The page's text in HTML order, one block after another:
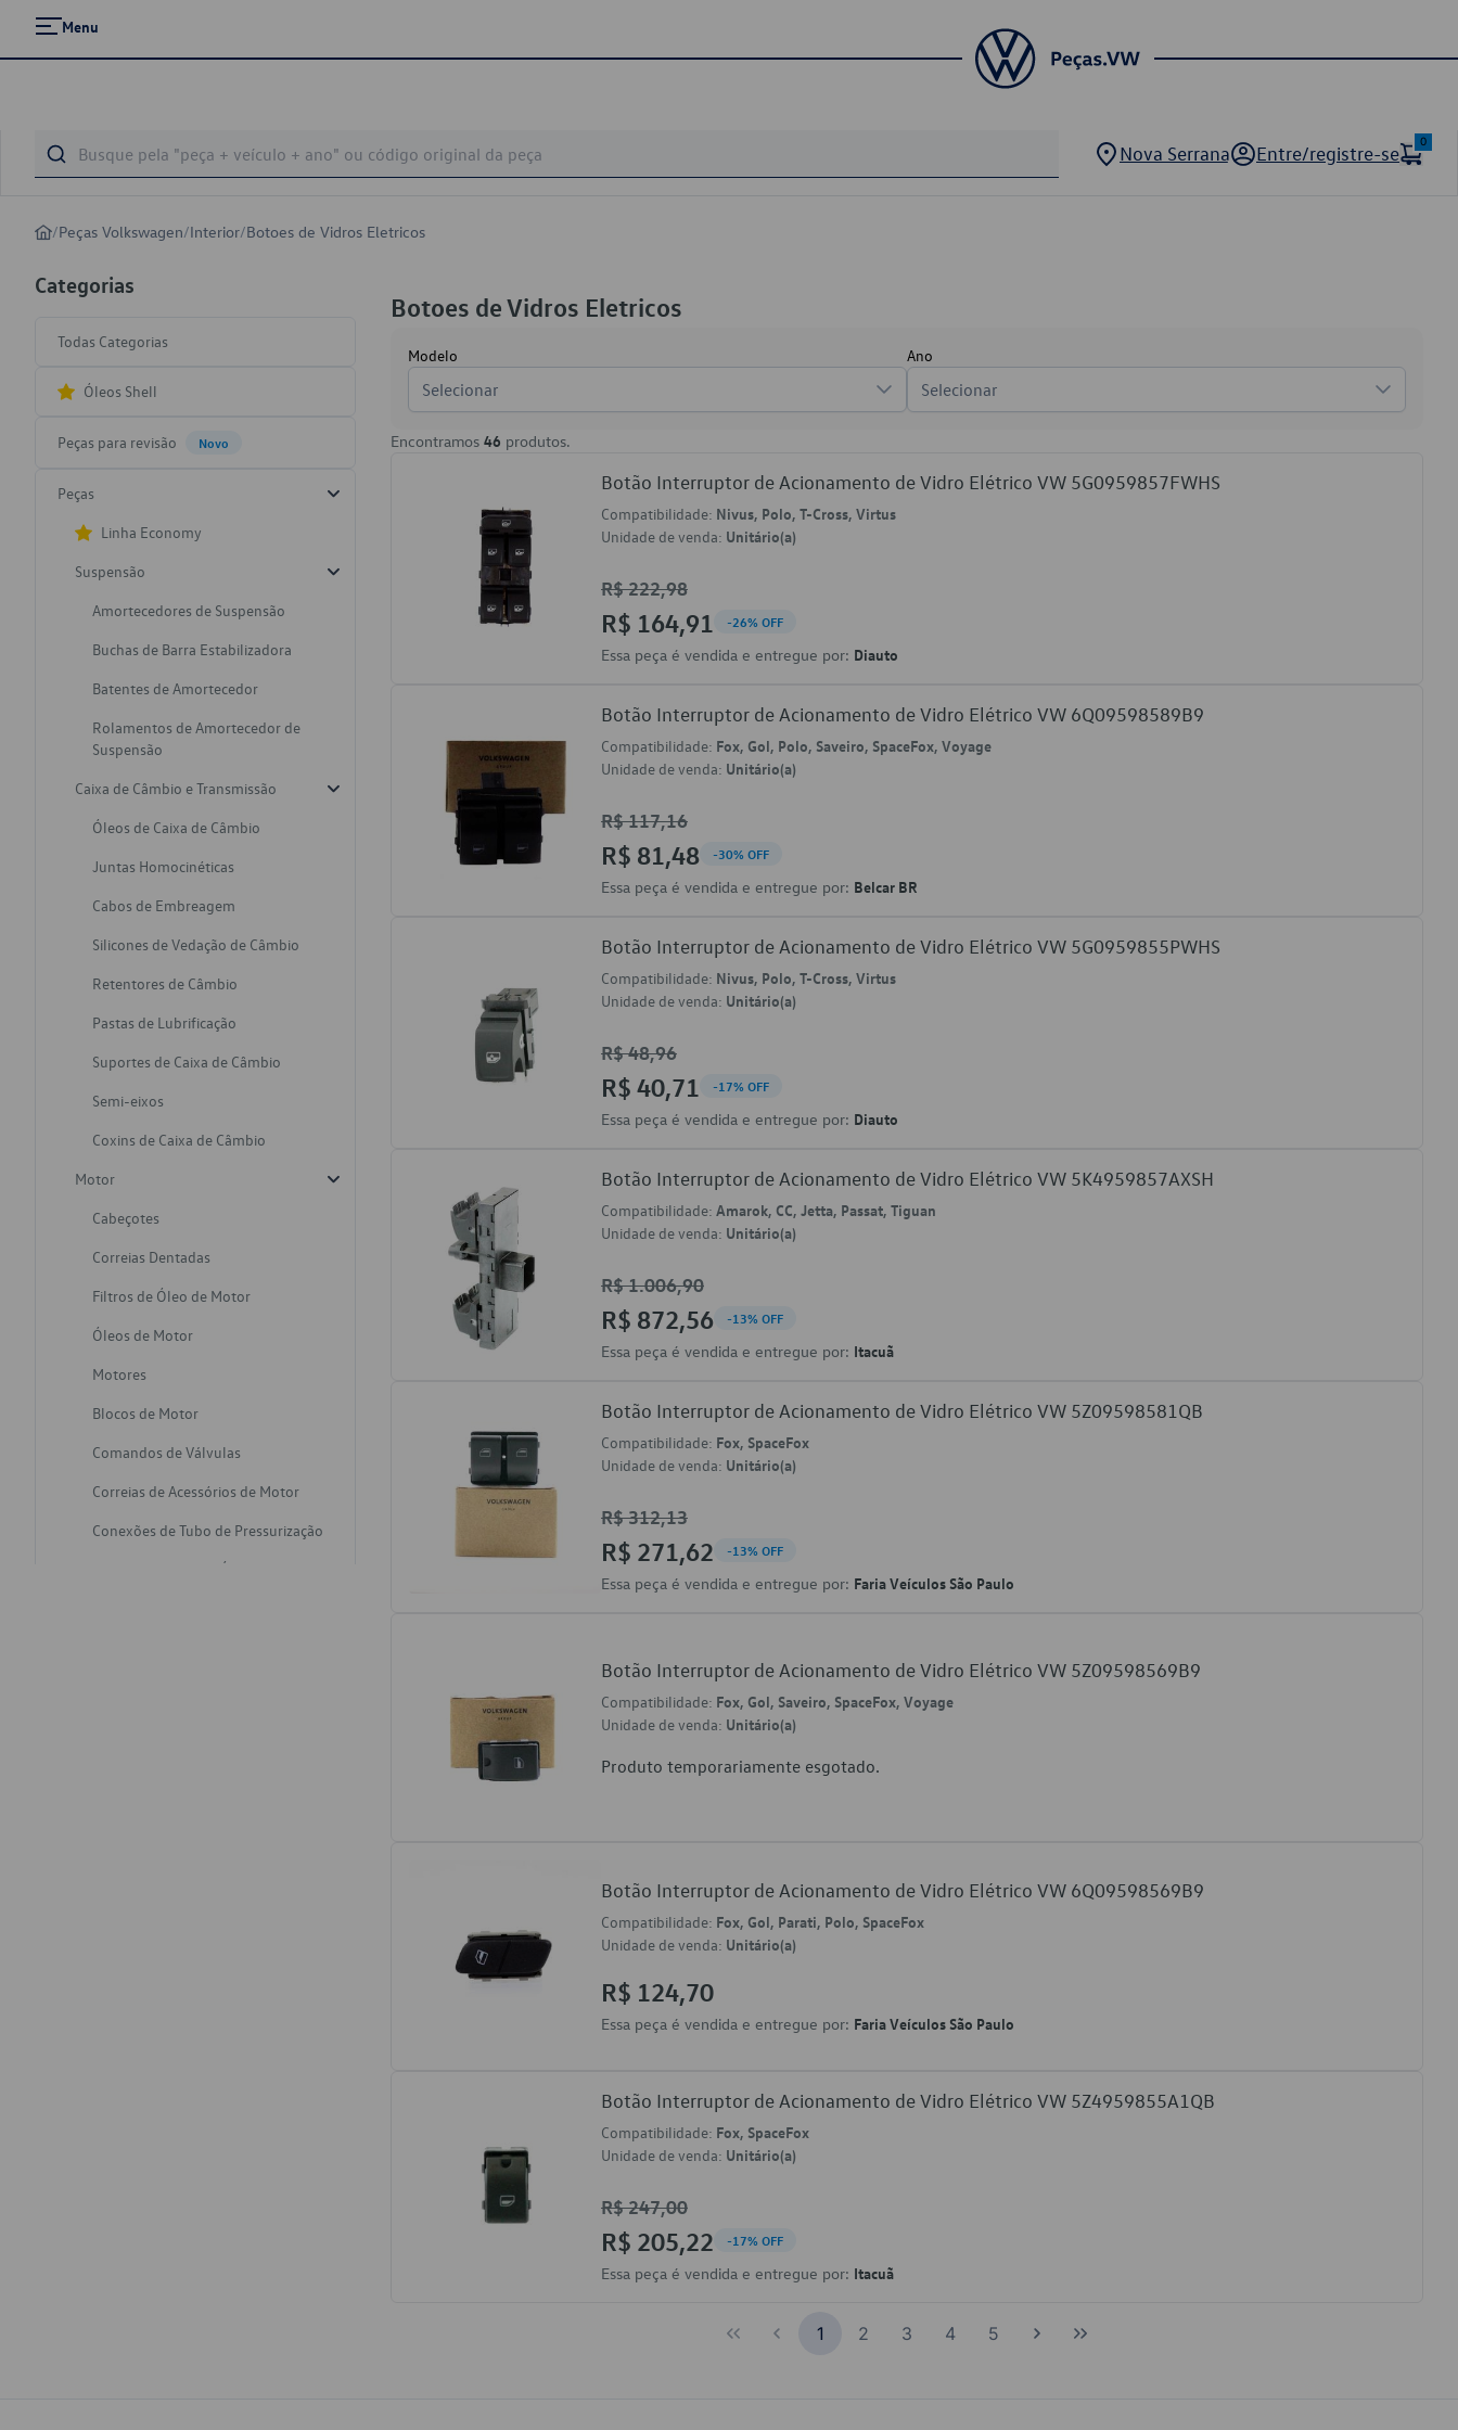
Menu
Nova Serrana Entre/registre-se
0
/Peças Volkswagen/Interior/Botoes de Vidros Eletricos
Categorias
Todas Categorias
Óleos Shell
Peças para revisão Novo
Peças
Linha Economy
Suspensão
Amortecedores de Suspensão
Buchas de Barra Estabilizadora
Batentes de Amortecedor
Rolamentos de Amortecedor de
Suspensão
Caixa de Câmbio e Transmissão
Óleos de Caixa de Câmbio
Juntas Homocinéticas
Cabos de Embreagem
Silicones de Vedação de Câmbio
Retentores de Câmbio
Pastas de Lubrificação
Suportes de Caixa de Câmbio
Semi-eixos
Coxins de Caixa de Câmbio
Motor
Cabeçotes
Correias Dentadas
Filtros de Óleo de Motor
Óleos de Motor
Motores
Blocos de Motor
Comandos de Válvulas
Correias de Acessórios de Motor
Conexões de Tubo de Pressurização
Varetas de Nivel de Óleo
Botoes de Vidros Eletricos
Modelo
Selecionar
Ano
Selecionar
Encontramos 46 produtos.
Botão Interruptor de Acionamento de Vidro Elétrico VW 5G0959857FWHS
Compatibilidade: Nivus, Polo, T-Cross, Virtus
Unidade de venda: Unitário(a)
R$ 222,98
R$ 164,91 -26% OFF
Essa peça é vendida e entregue por: Diauto
Botão Interruptor de Acionamento de Vidro Elétrico VW 6Q09598589B9
Compatibilidade: Fox, Gol, Polo, Saveiro, SpaceFox, Voyage
Unidade de venda: Unitário(a)
R$ 117,16
R$ 81,48 -30% OFF
Essa peça é vendida e entregue por: Belcar BR
Botão Interruptor de Acionamento de Vidro Elétrico VW 5G0959855PWHS
Compatibilidade: Nivus, Polo, T-Cross, Virtus
Unidade de venda: Unitário(a)
R$ 48,96
R$ 40,71 -17% OFF
Essa peça é vendida e entregue por: Diauto
Botão Interruptor de Acionamento de Vidro Elétrico VW 5K4959857AXSH
Compatibilidade: Amarok, CC, Jetta, Passat, Tiguan
Unidade de venda: Unitário(a)
R$ 1.006,90
R$ 872,56 -13% OFF
Essa peça é vendida e entregue por: Itacuã
Botão Interruptor de Acionamento de Vidro Elétrico VW 5Z09598581QB
Compatibilidade: Fox, SpaceFox
Unidade de venda: Unitário(a)
R$ 312,13
R$ 271,62 -13% OFF
Essa peça é vendida e entregue por: Faria Veículos São Paulo
Botão Interruptor de Acionamento de Vidro Elétrico VW 5Z09598569B9
Compatibilidade: Fox, Gol, Saveiro, SpaceFox, Voyage
Unidade de venda: Unitário(a)
Produto temporariamente esgotado.
Botão Interruptor de Acionamento de Vidro Elétrico VW 6Q09598569B9
Compatibilidade: Fox, Gol, Parati, Polo, SpaceFox
Unidade de venda: Unitário(a)
R$ 124,70
Essa peça é vendida e entregue por: Faria Veículos São Paulo
Botão Interruptor de Acionamento de Vidro Elétrico VW 5Z4959855A1QB
Compatibilidade: Fox, SpaceFox
Unidade de venda: Unitário(a)
R$ 247,00
R$ 205,22 -17% OFF
Essa peça é vendida e entregue por: Itacuã
1 2 3 4 5